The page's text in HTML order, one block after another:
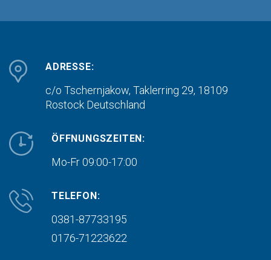
ADRESSE:
c/o Tschernjakow, Taklerring 29, 18109
Rostock Deutschland
ÖFFNUNGSZEITEN:
Mo-Fr 09:00-17:00
TELEFON:
0381-87733195
0176-71223622